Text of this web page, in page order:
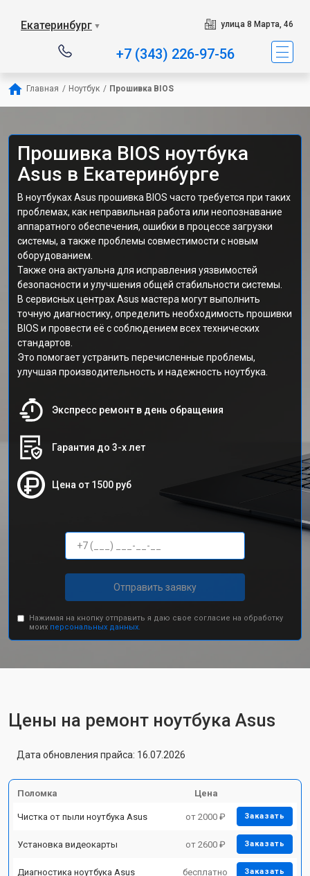
Екатеринбург ▼ улица 8 Марта, 46
+7 (343) 226-97-56
Главная / Ноутбук / Прошивка BIOS
Прошивка BIOS ноутбука
Asus в Екатеринбурге
В ноутбуках Asus прошивка BIOS часто требуется при таких
проблемах, как неправильная работа или неопознавание
аппаратного обеспечения, ошибки в процессе загрузки
системы, а также проблемы совместимости с новым
оборудованием.
Также она актуальна для исправления уязвимостей
безопасности и улучшения общей стабильности системы.
В сервисных центрах Asus мастера могут выполнить
точную диагностику, определить необходимость прошивки
BIOS и провести её с соблюдением всех технических
стандартов.
Это помогает устранить перечисленные проблемы,
улучшая производительность и надежность ноутбука.
Экспресс ремонт в день обращения
Гарантия до 3-х лет
Цена от 1500 руб
Отправить заявку
Нажимая на кнопку отправить я даю свое согласие на обработку
моих персональных данных.
Цены на ремонт ноутбука Asus
Дата обновления прайса: 16.07.2026
Поломка Цена
Чистка от пыли ноутбука Asus от 2000 ₽ Заказать
Установка видеокарты от 2600 ₽ Заказать
Диагностика ноутбука Asus бесплатно Заказать